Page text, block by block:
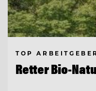
TOP
Retter Bio-